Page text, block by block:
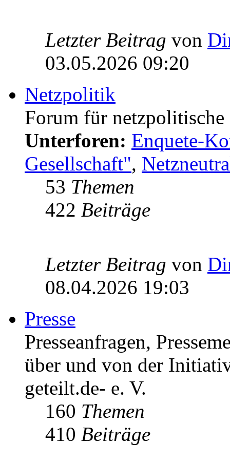
Letzter Beitrag von
03.05.2026 09:20
Netzpolitik
Forum für
Unterforen: Enquete-
Gesellschaft",
53 Themen
422 Beiträge
Letzter Beitrag von
08.04.2026 19:03
Presse
Presseanfragen,
über und von der
geteilt.de- e. V.
160 Themen
410 Beiträge